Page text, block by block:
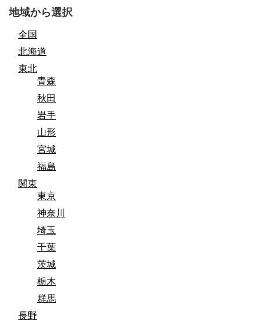
地域から選択
全国
北海道
東北
青森
秋田
岩手
山形
宮城
福島
関東
東京
神奈川
埼玉
千葉
茨城
栃木
群馬
長野